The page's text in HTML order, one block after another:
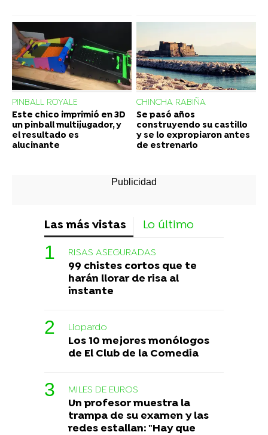
PINBALL ROYALE
Este chico imprimió en 3D
un pinball multijugador, y
el resultado es
alucinante
CHINCHA RABIÑA
Se pasó años
construyendo su castillo
y se lo expropiaron antes
de estrenarlo
Las más vistas Lo último
RISAS ASEGURADAS
99 chistes cortos que te
harán llorar de risa al
instante
Liopardo
Los 10 mejores monólogos
de El Club de la Comedia
MILES DE EUROS
Un profesor muestra la
trampa de su examen y las
redes estallan: "Hay que